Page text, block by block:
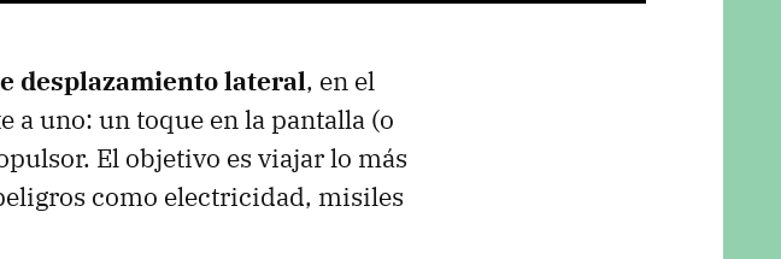
desplazamiento lateral, en el
a uno: un toque en la pantalla (o
El objetivo es viajar lo más
como electricidad, misiles